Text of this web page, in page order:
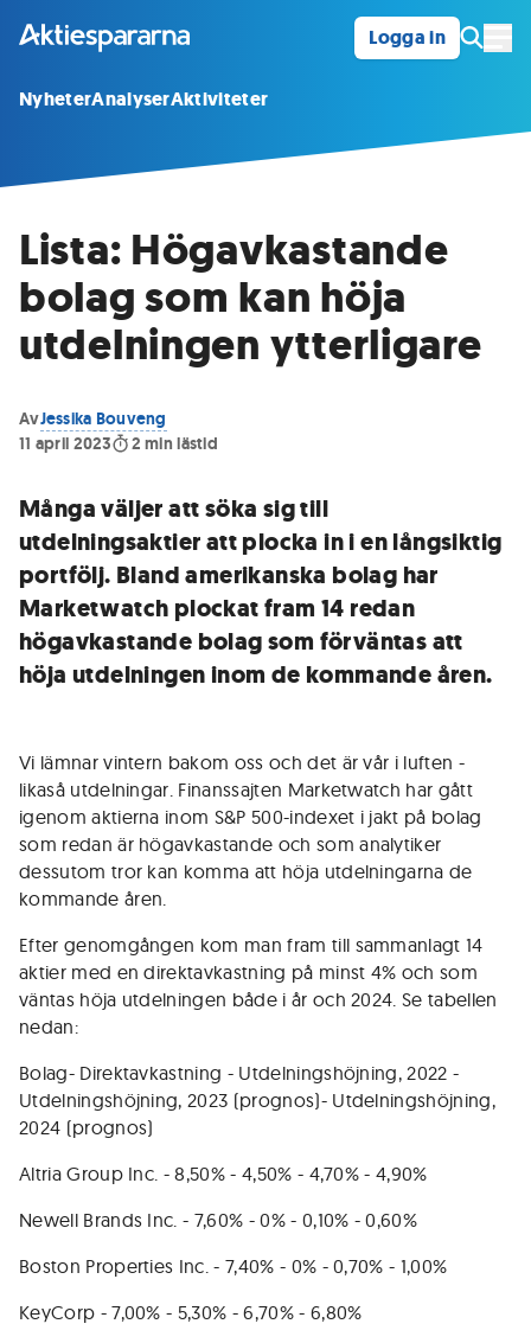
Logga in
NyheterAnalyserAktiviteter
Lista: Högavkastande
bolag som kan höja
utdelningen ytterligare
AvJessika Bouveng
11 april 2023
2 min lästid
Många väljer att söka sig till
utdelningsaktier att plocka in i en långsiktig
portfölj. Bland amerikanska bolag har
Marketwatch plockat fram 14 redan
högavkastande bolag som förväntas att
höja utdelningen inom de kommande åren.
Vi lämnar vintern bakom oss och det är vår i luften -
likaså utdelningar. Finanssajten Marketwatch har gått
igenom aktierna inom S&P 500-indexet i jakt på bolag
som redan är högavkastande och som analytiker
dessutom tror kan komma att höja utdelningarna de
kommande åren.
Efter genomgången kom man fram till sammanlagt 14
aktier med en direktavkastning på minst 4% och som
väntas höja utdelningen både i år och 2024. Se tabellen
nedan:
Bolag- Direktavkastning - Utdelningshöjning, 2022 -
Utdelningshöjning, 2023 (prognos)- Utdelningshöjning,
2024 (prognos)
Altria Group Inc. - 8,50% - 4,50% - 4,70% - 4,90%
Newell Brands Inc. - 7,60% - 0% - 0,10% - 0,60%
Boston Properties Inc. - 7,40% - 0% - 0,70% - 1,00%
KeyCorp - 7,00% - 5,30% - 6,70% - 6,80%